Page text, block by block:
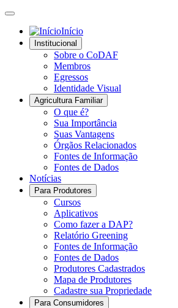
Início
Institucional
Sobre o CoDAF
Membros
Egressos
Identidade Visual
Agricultura Familiar
O que é?
Sua Importância
Suas Vantagens
Órgãos Relacionados
Fontes de Informação
Fontes de Dados
Notícias
Para Produtores
Cursos
Aplicativos
Como fazer a DAP?
Relatório Greening
Fontes de Informação
Fontes de Dados
Produtores Cadastrados
Mapa de Produtores
Cadastre sua Propriedade
Para Consumidores